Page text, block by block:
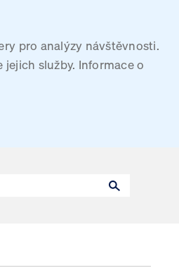
pro analýzy návštěvnosti.
služby. Informace o